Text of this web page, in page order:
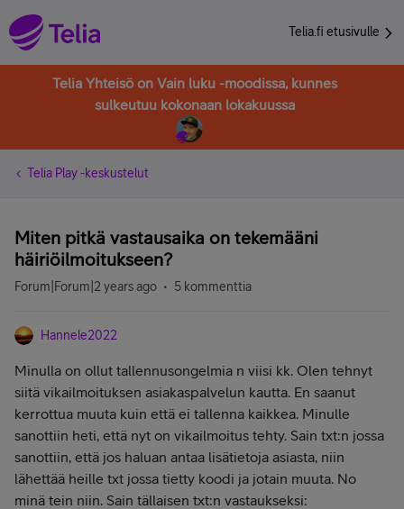
Telia.fi etusivulle
Telia Yhteisö on Vain luku -moodissa, kunnes
sulkeutuu kokonaan lokakuussa
Telia Play -keskustelut
Miten pitkä vastausaika on tekemääni
häiriöilmoitukseen?
Forum|Forum|2 years ago 5 kommenttia
Hannele2022
Minulla on ollut tallennusongelmia n viisi kk. Olen tehnyt
siitä vikailmoituksen asiakaspalvelun kautta. En saanut
kerrottua muuta kuin että ei tallenna kaikkea. Minulle
sanottiin heti, että nyt on vikailmoitus tehty. Sain txt:n jossa
sanottiin, että jos haluan antaa lisätietoja asiasta, niin
lähettää heille txt jossa tietty koodi ja jotain muuta. No
minä tein niin. Sain tällaisen txt:n vastaukseksi: